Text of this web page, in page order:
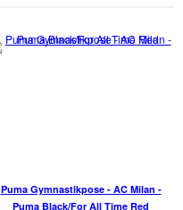
Puma Gymnastikpose - AC Milan -
Puma Black/For All Time Red